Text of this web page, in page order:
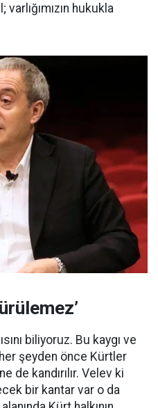
hukukla
biliyoruz. Bu kaygı ve
şeyden önce Kürtler
de kandırılır. Velev ki
bir kantar var o da